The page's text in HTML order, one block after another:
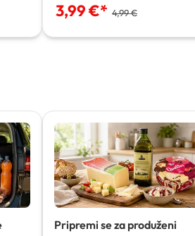
3,99 €* 4,99 €
Pripremi se za produženi